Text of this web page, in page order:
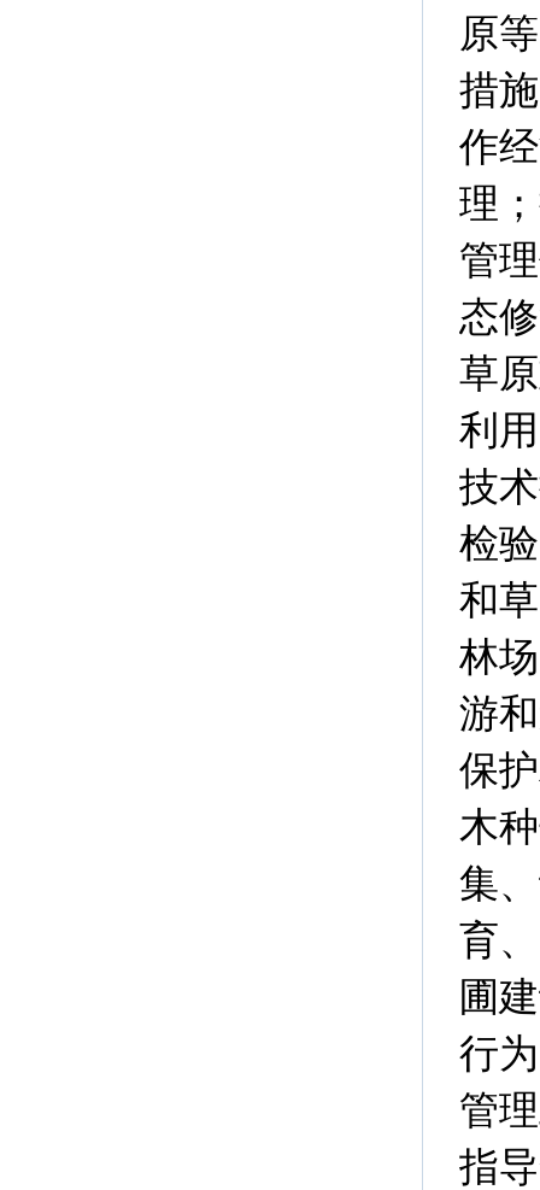
原
措
作
理
管
态
草
利
技
检
和
林
游
保
木
集
育
圃
行
管
指